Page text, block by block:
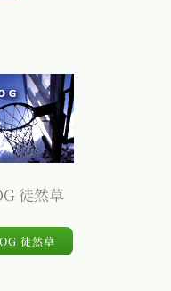
徒然草
徒然草